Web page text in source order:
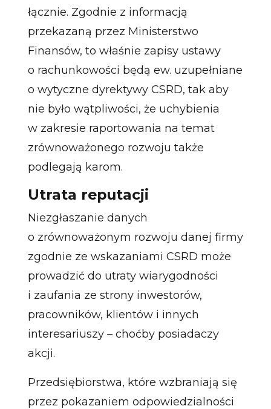
łącznie. Zgodnie z informacją
przekazaną przez Ministerstwo
Finansów, to właśnie zapisy ustawy
o rachunkowości będą ew. uzupełniane
o wytyczne dyrektywy CSRD, tak aby
nie było wątpliwości, że uchybienia
w zakresie raportowania na temat
zrównoważonego rozwoju także
podlegają karom.
Utrata reputacji
Niezgłaszanie danych
o zrównoważonym rozwoju danej firmy
zgodnie ze wskazaniami CSRD może
prowadzić do utraty wiarygodności
i zaufania ze strony inwestorów,
pracowników, klientów i innych
interesariuszy – choćby posiadaczy
akcji.
Przedsiębiorstwa, które wzbraniają się
przez pokazaniem odpowiedzialności